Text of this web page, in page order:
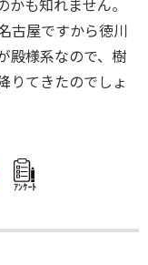
も知れません。
古屋ですから徳川
殿様系なので、樹
りてきたのでしょ
ｱﾝｹｰﾄ